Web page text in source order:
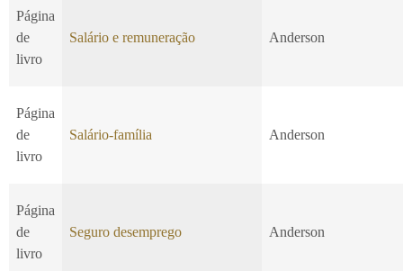
Página
de
livro
Salário e remuneração Anderson
Página
de
livro
Salário-família Anderson
Página
de
livro
Seguro desemprego Anderson